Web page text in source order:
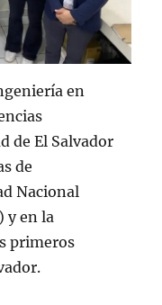
en
de El Salvador
de
Nacional
y en la
primeros